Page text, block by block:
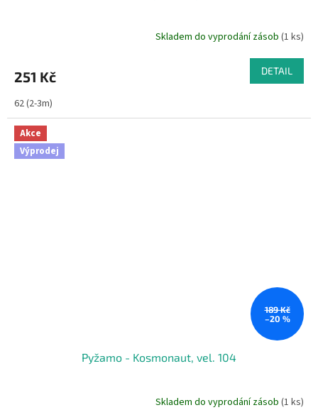
Skladem do vyprodání zásob (1 ks)
251 Kč DETAIL
62 (2-3m)
Akce
Výprodej
189 Kč
–20 %
Pyžamo - Kosmonaut, vel. 104
Skladem do vyprodání zásob (1 ks)